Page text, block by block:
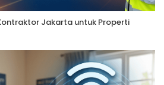
Jakarta untuk Properti